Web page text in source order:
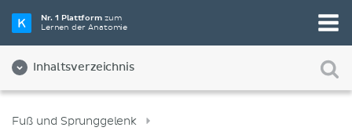
Nr. 1 Plattformzum
Lernen der Anatomie
Inhaltsverzeichnis
Fuß und Sprunggelenk